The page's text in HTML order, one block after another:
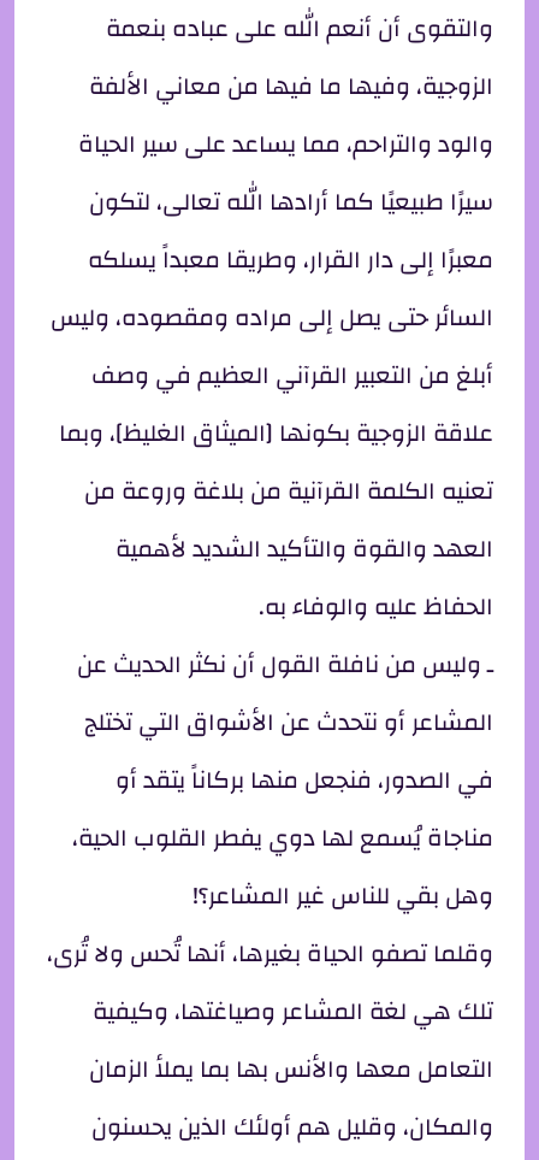
والتقوى أن أنعم الله على عباده بنعمة
الزوجية، وفيها ما فيها من معاني الألفة
والود والتراحم، مما يساعد على سير الحياة
سيرًا طبيعيًا كما أرادها الله تعالى، لتكون
معبرًا إلى دار القرار، وطريقا معبداً يسلكه
السائر حتى يصل إلى مراده ومقصوده، وليس
أبلغ من التعبير القرآني العظيم في وصف
علاقة الزوجية بكونها [الميثاق الغليظ]، وبما
تعنيه الكلمة القرآنية من بلاغة وروعة من
العهد والقوة والتأكيد الشديد لأهمية
الحفاظ عليه والوفاء به.
ـ وليس من نافلة القول أن نكثر الحديث عن
المشاعر أو نتحدث عن الأشواق التي تختلج
في الصدور، فنجعل منها بركاناً يتقد أو
مناجاة يُسمع لها دوي يفطر القلوب الحية،
وهل بقي للناس غير المشاعر؟!
وقلما تصفو الحياة بغيرها، أنها تُحس ولا تُرى،
تلك هي لغة المشاعر وصياغتها، وكيفية
التعامل معها والأنس بها بما يملأ الزمان
والمكان، وقليل هم أولئك الذين يحسنون